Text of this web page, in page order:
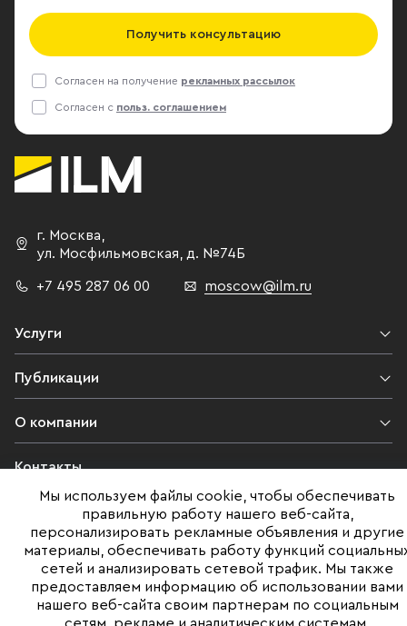
Получить консультацию
Согласен на получение рекламных рассылок
Согласен с польз. соглашением
г. Москва,
ул. Мосфильмовская, д. №74Б
+7 495 287 06 00 moscow@ilm.ru
Услуги
Публикации
О компании
Контакты
Юридическая информация
©ILM 2009-2026. Все права защищены
Представленная на сайте информация, в т.ч. стоимости объектов,
носит информационный характер
Мы используем файлы cookie, чтобы обеспечивать
правильную работу нашего веб-сайта,
персонализировать рекламные объявления и другие
материалы, обеспечивать работу функций
сетей и анализировать сетевой трафик. Мы также
предоставляем информацию об использовании вами
нашего веб-сайта своим партнерам по социальным